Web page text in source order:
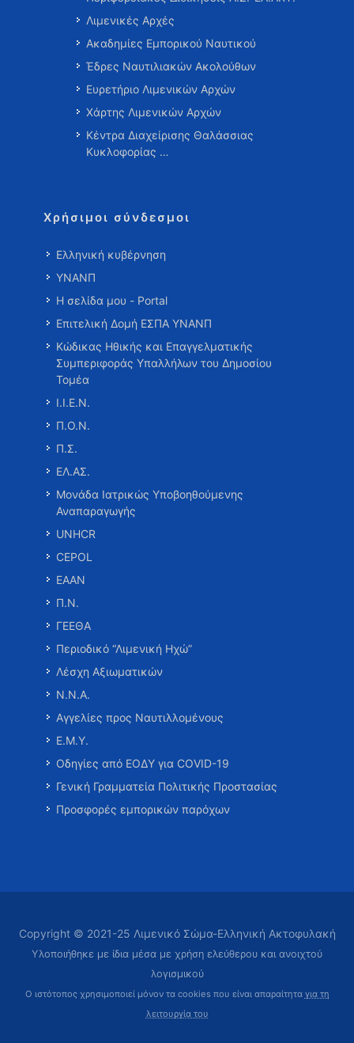
Λιμενικές Αρχές
Ακαδημίες Εμπορικού Ναυτικού
Έδρες Ναυτιλιακών Ακολούθων
Ευρετήριο Λιμενικών Αρχών
Χάρτης Λιμενικών Αρχών
Κέντρα Διαχείρισης Θαλάσσιας
Κυκλοφορίας …
Χρήσιμοι σύνδεσμοι
Ελληνική κυβέρνηση
ΥΝΑΝΠ
Η σελίδα μου - Portal
Επιτελική Δομή ΕΣΠΑ ΥΝΑΝΠ
Κώδικας Ηθικής και Επαγγελματικής
Συμπεριφοράς Υπαλλήλων του Δημοσίου
Τομέα
Ι.Ι.Ε.Ν.
Π.Ο.Ν.
Π.Σ.
ΕΛ.ΑΣ.
Μονάδα Ιατρικώς Υποβοηθούμενης
Αναπαραγωγής
UNHCR
CEPOL
ΕΑΑΝ
Π.Ν.
ΓΕΕΘΑ
Περιοδικό “Λιμενική Ηχώ”
Λέσχη Αξιωματικών
Ν.Ν.Α.
Αγγελίες προς Ναυτιλλομένους
Ε.Μ.Υ.
Οδηγίες από ΕΟΔΥ για COVID-19
Γενική Γραμματεία Πολιτικής Προστασίας
Προσφορές εμπορικών παρόχων
Copyright © 2021-25 Λιμενικό Σώμα-Ελληνική Ακτοφυλακή
Υλοποιήθηκε με ίδια μέσα με χρήση ελεύθερου και ανοιχτού
λογισμικού
Ο ιστότοπος χρησιμοποιεί μόνον τα cookies που είναι απαραίτητα για τη
λειτουργία του